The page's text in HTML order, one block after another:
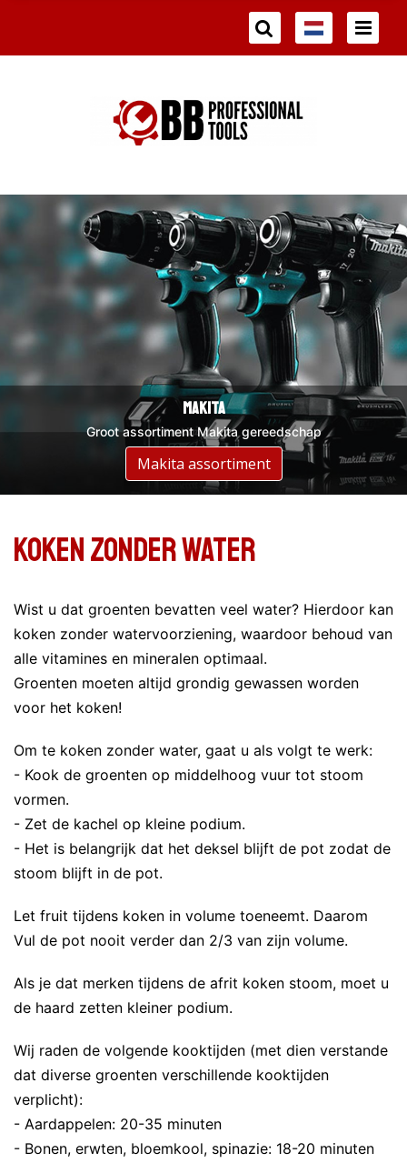
Makita
Groot assortiment Makita gereedschap
Makita assortiment
DeWalt
Groot assortiment DeWalt gereedschap
Assortiment DeWalt
Koken zonder water
Wist u dat groenten bevatten veel water? Hierdoor kan
koken zonder watervoorziening, waardoor behoud van
alle vitamines en mineralen optimaal.
Groenten moeten altijd grondig gewassen worden
voor het koken!
Om te koken zonder water, gaat u als volgt te werk:
- Kook de groenten op middelhoog vuur tot stoom
vormen.
- Zet de kachel op kleine podium.
- Het is belangrijk dat het deksel blijft de pot zodat de
stoom blijft in de pot.
Let fruit tijdens koken in volume toeneemt. Daarom
Vul de pot nooit verder dan 2/3 van zijn volume.
Als je dat merken tijdens de afrit koken stoom, moet u
de haard zetten kleiner podium.
Wij raden de volgende kooktijden (met dien verstande
dat diverse groenten verschillende kooktijden
verplicht):
- Aardappelen: 20-35 minuten
- Bonen, erwten, bloemkool, spinazie: 18-20 minuten